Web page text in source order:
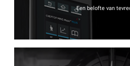
Een belofte van